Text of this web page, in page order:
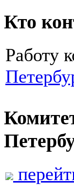
Кто
Работу